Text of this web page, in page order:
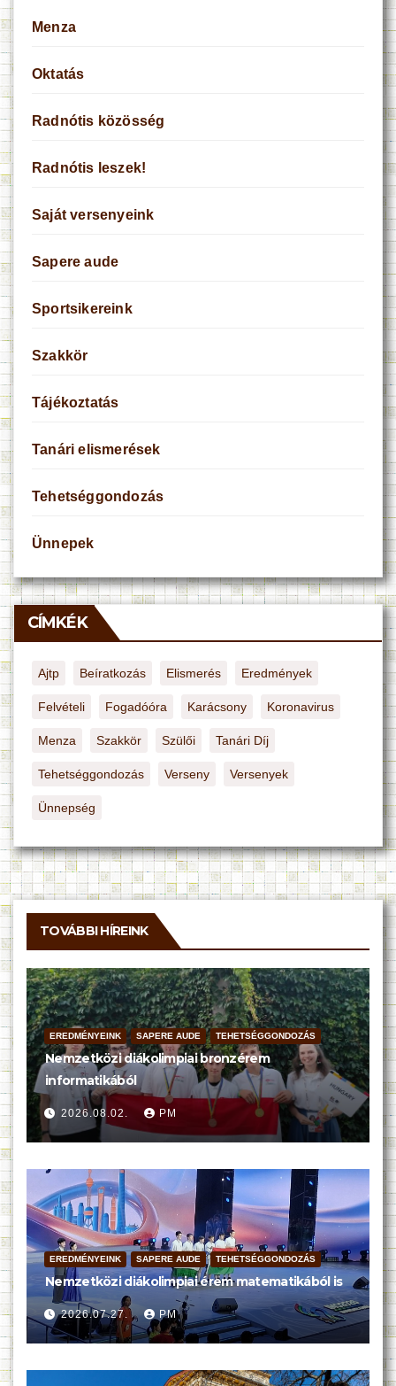
Menza
Oktatás
Radnótis közösség
Radnótis leszek!
Saját versenyeink
Sapere aude
Sportsikereink
Szakkör
Tájékoztatás
Tanári elismerések
Tehetséggondozás
Ünnepek
CÍMKÉK
Ajtp Beíratkozás Elismerés Eredmények
Felvételi Fogadóóra Karácsony Koronavirus
Menza Szakkör Szülői Tanári Díj
Tehetséggondozás Verseny Versenyek
Ünnepség
TOVÁBBI HÍREINK
EREDMÉNYEINK SAPERE AUDE TEHETSÉGGONDOZÁS
Nemzetközi diákolimpiai bronzérem
informatikából
2026.08.02. PM
EREDMÉNYEINK SAPERE AUDE TEHETSÉGGONDOZÁS
Nemzetközi diákolimpiai érem matematikából is
2026.07.27. PM